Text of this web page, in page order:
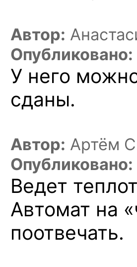
Автор:
Опубликовано:
У него
сданы.
Автор: Артём
Опубликовано:
Ведет
Автомат на
поотвечать.